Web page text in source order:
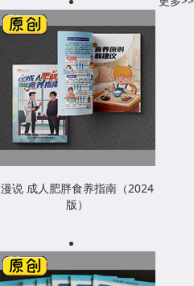
漫说 成人肥胖食养指南（2024
版）